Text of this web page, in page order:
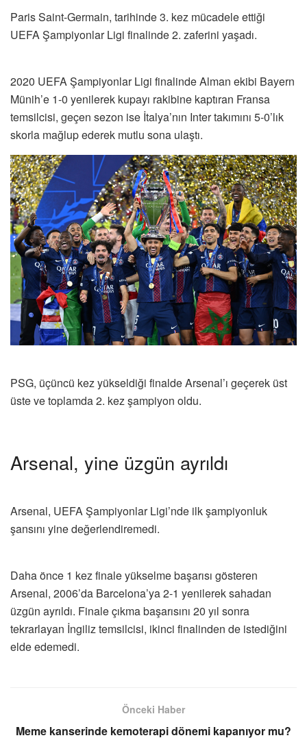
Paris Saint-Germain, tarihinde 3. kez mücadele ettiği
UEFA Şampiyonlar Ligi finalinde 2. zaferini yaşadı.
2020 UEFA Şampiyonlar Ligi finalinde Alman ekibi Bayern
Münih’e 1-0 yenilerek kupayı rakibine kaptıran Fransa
temsilcisi, geçen sezon ise İtalya’nın Inter takımını 5-0’lık
skorla mağlup ederek mutlu sona ulaştı.
PSG, üçüncü kez yükseldiği finalde Arsenal’ı geçerek üst
üste ve toplamda 2. kez şampiyon oldu.
Arsenal, yine üzgün ayrıldı
Arsenal, UEFA Şampiyonlar Ligi’nde ilk şampiyonluk
şansını yine değerlendiremedi.
Daha önce 1 kez finale yükselme başarısı gösteren
Arsenal, 2006’da Barcelona’ya 2-1 yenilerek sahadan
üzgün ayrıldı. Finale çıkma başarısını 20 yıl sonra
tekrarlayan İngiliz temsilcisi, ikinci finalinden de istediğini
elde edemedi.
Önceki Haber
Meme kanserinde kemoterapi dönemi kapanıyor mu?